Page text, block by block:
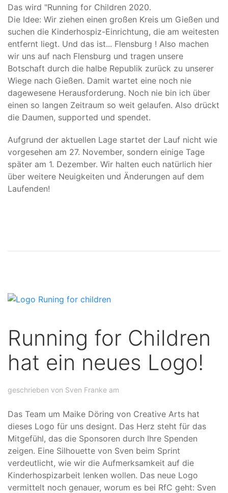
Das wird "Running for Children 2020.
Die Idee: Wir ziehen einen großen Kreis um Gießen und
suchen die Kinderhospiz-Einrichtung, die am weitesten
entfernt liegt. Und das ist... Flensburg ! Also machen
wir uns auf nach Flensburg und tragen unsere
Botschaft durch die halbe Republik zurück zu unserer
Wiege nach Gießen. Damit wartet eine noch nie
dagewesene Herausforderung. Noch nie bin ich über
einen so langen Zeitraum so weit gelaufen. Also drückt
die Daumen, supported und spendet.
Aufgrund der aktuellen Lage startet der Lauf nicht wie
vorgesehen am 27. November, sondern einige Tage
später am 1. Dezember. Wir halten euch natürlich hier
über weitere Neuigkeiten und Änderungen auf dem
Laufenden!
Running for Children
hat ein neues Logo!
geschrieben von Sven Franke am
Das Team um Maike Döring von Creative Arts hat
dieses Logo für uns designt. Das Herz steht für das
Mitgefühl, das die Sponsoren durch Ihre Spenden
zeigen. Eine Silhouette von Sven beim Sprint
verdeutlicht, wie wir die Aufmerksamkeit auf die
Kinderhospizarbeit lenken wollen. Das neue Logo
vermittelt noch genauer, worum es bei RfC geht: Sven